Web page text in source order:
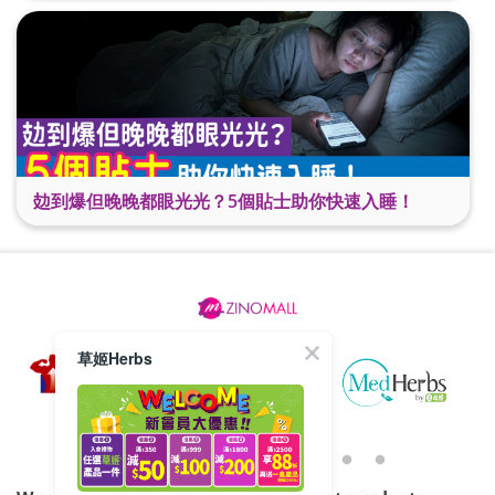
攰到爆但晚晚都眼光光？5個貼士助你快速入睡！
草姬Herbs